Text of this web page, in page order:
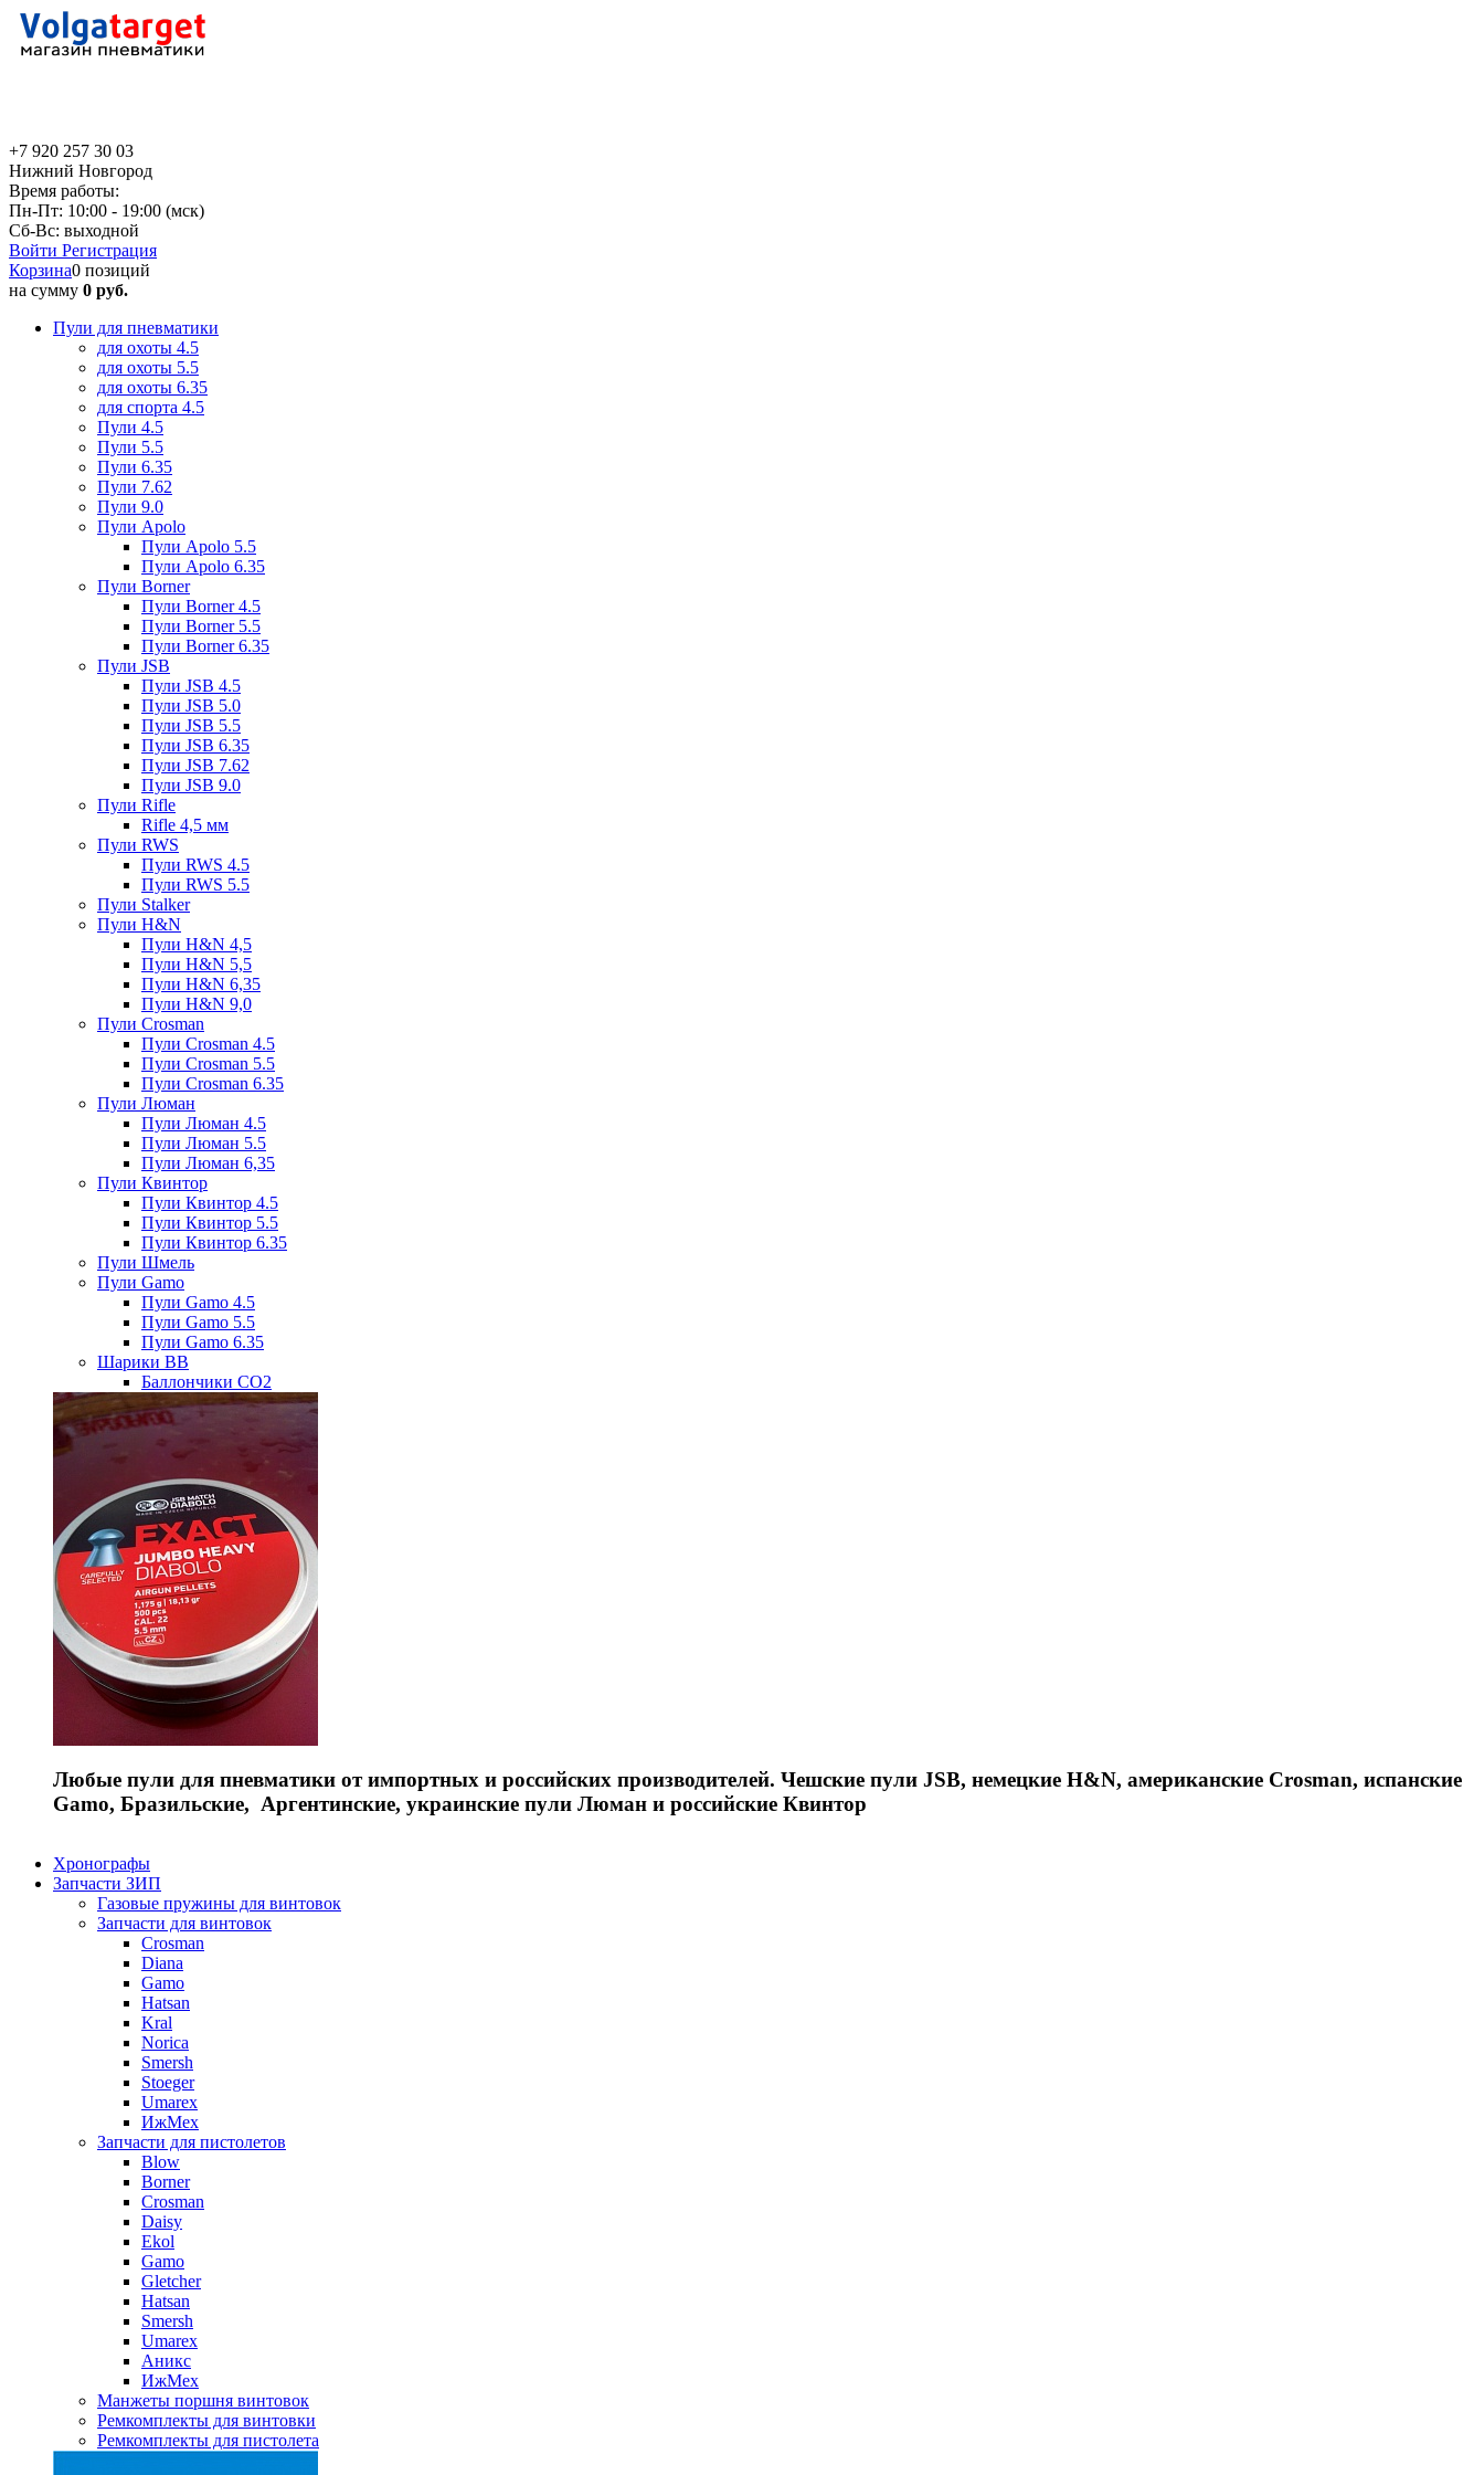
+7 920 257 30 03
Нижний Новгород
Время работы:
Пн-Пт: 10:00 - 19:00 (мск)
Сб-Вс: выходной
Войти Регистрация
Корзина0 позиций
на сумму 0 руб.
Пули для пневматики
для охоты 4.5
для охоты 5.5
для охоты 6.35
для спорта 4.5
Пули 4.5
Пули 5.5
Пули 6.35
Пули 7.62
Пули 9.0
Пули Apolo
Пули Apolo 5.5
Пули Apolo 6.35
Пули Borner
Пули Borner 4.5
Пули Borner 5.5
Пули Borner 6.35
Пули JSB
Пули JSB 4.5
Пули JSB 5.0
Пули JSB 5.5
Пули JSB 6.35
Пули JSB 7.62
Пули JSB 9.0
Пули Rifle
Rifle 4,5 мм
Пули RWS
Пули RWS 4.5
Пули RWS 5.5
Пули Stalker
Пули H&N
Пули H&N 4,5
Пули H&N 5,5
Пули H&N 6,35
Пули H&N 9,0
Пули Crosman
Пули Crosman 4.5
Пули Crosman 5.5
Пули Crosman 6.35
Пули Люман
Пули Люман 4.5
Пули Люман 5.5
Пули Люман 6,35
Пули Квинтор
Пули Квинтор 4.5
Пули Квинтор 5.5
Пули Квинтор 6.35
Пули Шмель
Пули Gamo
Пули Gamo 4.5
Пули Gamo 5.5
Пули Gamo 6.35
Шарики BB
Баллончики CO2
Любые пули для пневматики от импортных и российских производителей. Чешские пули JSB, немецкие H&N, американские Crosman, испанские
Gamo, Бразильские, Аргентинские, украинские пули Люман и российские Квинтор
Хронографы
Запчасти ЗИП
Газовые пружины для винтовок
Запчасти для винтовок
Crosman
Diana
Gamo
Hatsan
Kral
Norica
Smersh
Stoeger
Umarex
ИжМех
Запчасти для пистолетов
Blow
Borner
Crosman
Daisy
Ekol
Gamo
Gletcher
Hatsan
Smersh
Umarex
Аникс
ИжМех
Манжеты поршня винтовок
Ремкомплекты для винтовки
Ремкомплекты для пистолета